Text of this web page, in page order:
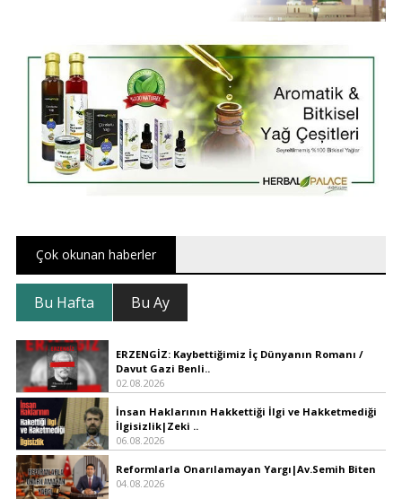
Çok okunan haberler
Bu Hafta Bu Ay
ERZENGİZ: Kaybettiğimiz İç Dünyanın Romanı /
Davut Gazi Benli..
02.08.2026
İnsan Haklarının Hakkettiği İlgi ve Hakketmediği
İlgisizlik|Zeki ..
06.08.2026
Reformlarla Onarılamayan Yargı|Av.Semih Biten
04.08.2026